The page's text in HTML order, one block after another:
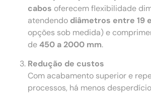
cabos oferecem flexibilidade
atendendo diâmetros entre 19
opções sob medida) e
de450 a 2000 mm.
Redução de custos
Com acabamento superior e
processos, há menos